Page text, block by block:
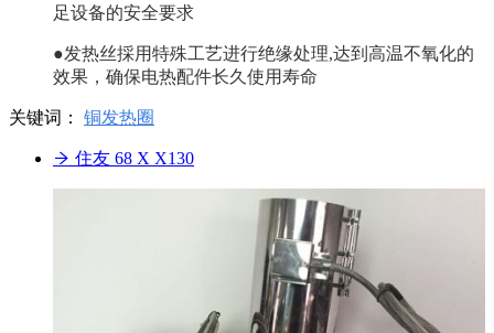
足设备的安全要求
●发热丝採用特殊工艺进行绝缘处理,达到高温不氧化的
效果，确保电热配件长久使用寿命
关键词： 铜发热圈
住友 68 X X130